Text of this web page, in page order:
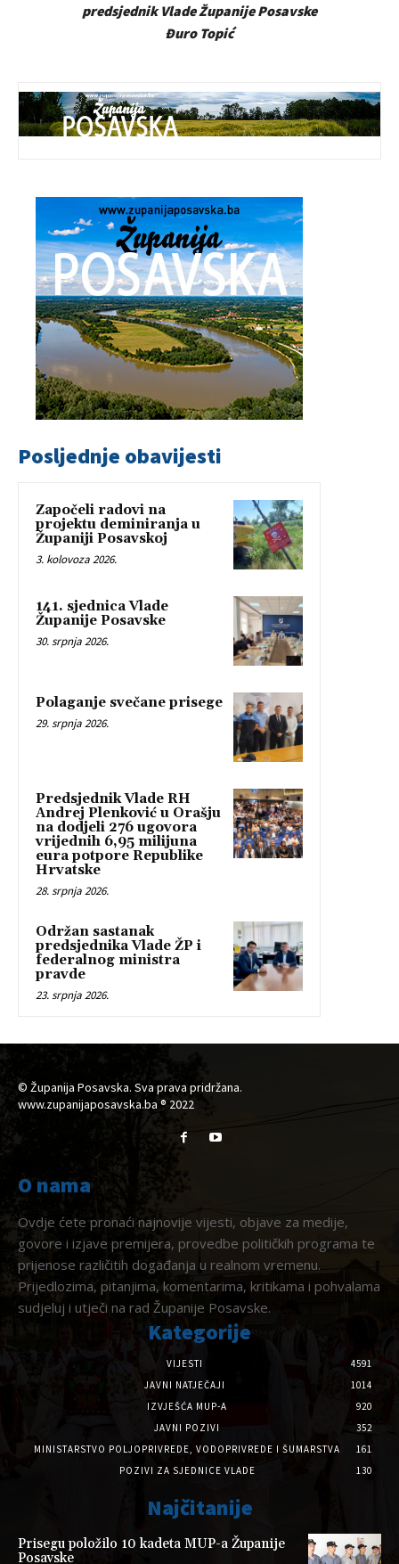
predsjednik Vlade Županije Posavske
Đuro Topić
Posljednje obavijesti
Započeli radovi na
projektu deminiranja u
Županiji Posavskoj
3. kolovoza 2026.
141. sjednica Vlade
Županije Posavske
30. srpnja 2026.
Polaganje svečane prisege
29. srpnja 2026.
Predsjednik Vlade RH
Andrej Plenković u Orašju
na dodjeli 276 ugovora
vrijednih 6,95 milijuna
eura potpore Republike
Hrvatske
28. srpnja 2026.
Održan sastanak
predsjednika Vlade ŽP i
federalnog ministra
pravde
23. srpnja 2026.
© Županija Posavska. Sva prava pridržana.
www.zupanijaposavska.ba ® 2022
O nama
Ovdje ćete pronaći najnovije vijesti, objave za medije,
govore i izjave premijera, provedbe političkih programa te
prijenose različitih događanja u realnom vremenu.
Prijedlozima, pitanjima, komentarima, kritikama i pohvalama
sudjeluj i utječi na rad Županije Posavske.
Kategorije
VIJESTI
4591
JAVNI NATJEČAJI
1014
IZVJEŠĆA MUP-A
920
JAVNI POZIVI
352
MINISTARSTVO POLJOPRIVREDE, VODOPRIVREDE I ŠUMARSTVA
161
POZIVI ZA SJEDNICE VLADE
130
Najčitanije
Prisegu položilo 10 kadeta MUP-a Županije
Posavske